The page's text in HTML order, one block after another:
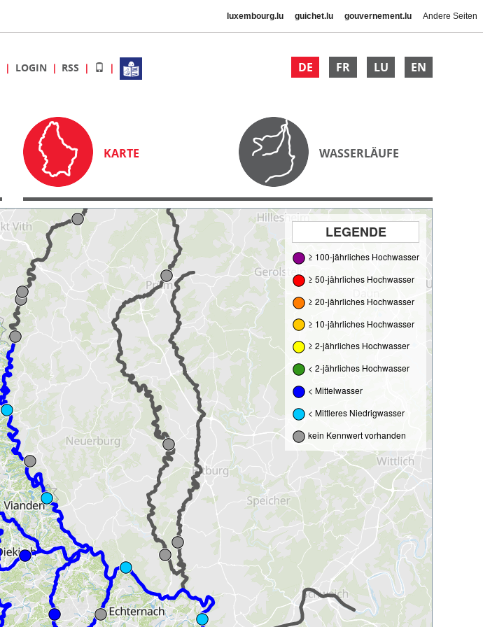
luxembourg.lu guichet.lu gouvernement.lu Andere Seiten
DE FR LU EN
LOGIN RSS
KARTE WASSERLÄUFE
LEGENDE
≥ 100-jährliches Hochwasser
≥ 50-jährliches Hochwasser
≥ 20-jährliches Hochwasser
≥ 10-jährliches Hochwasser
≥ 2-jährliches Hochwasser
< 2-jährliches Hochwasser
< Mittelwasser
< Mittleres Niedrigwasser
kein Kennwert vorhanden